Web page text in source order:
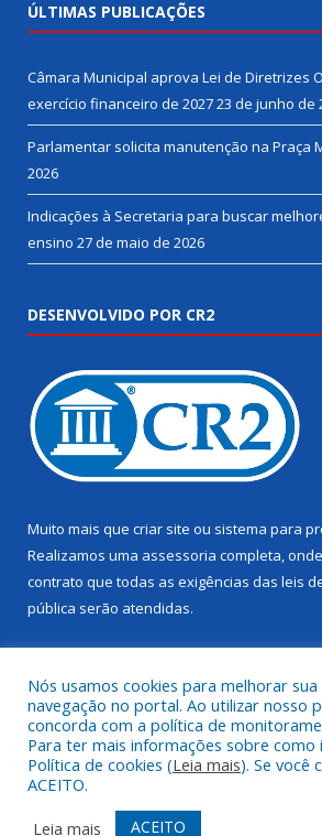
ÚLTIMAS PUBLICAÇÕES
Câmara Municipal aprova Lei de Diretrizes
exercício financeiro de 202723 de junho de
Parlamentar solicita manutenção na Praça
2026
Indicações à Secretaria para buscar
ensino 27 de maio de 2026
DESENVOLVIDO POR CR2
Muito mais que criar site ou sistema para
Realizamos uma assessoria completa,
contrato que todas as exigências das leis
pública serão atendidas.
Todos os direitos reservados a Câmara
Mapa do Site Acessar Área
Nós usamos cookies para melhorar
navegação no portal. Ao utilizar nosso
concorda com a política de
Para ter mais informações sobre como
Política de cookies (Leia mais). Se você
ACEITO.
Leia mais
ACEITO